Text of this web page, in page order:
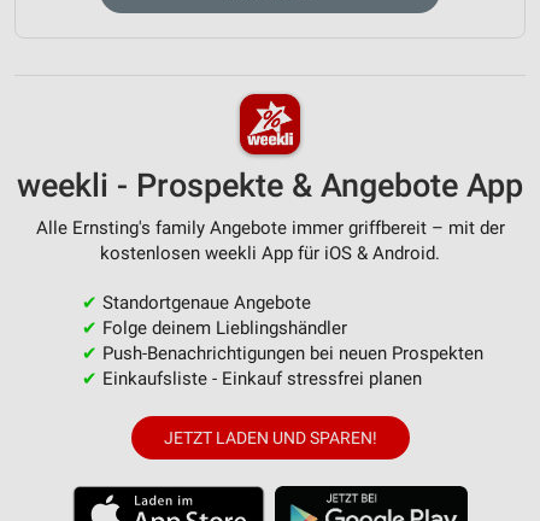
weekli - Prospekte & Angebote App
Alle Ernsting's family Angebote immer griffbereit – mit der
kostenlosen weekli App für iOS & Android.
✔ Standortgenaue Angebote
✔ Folge deinem Lieblingshändler
✔ Push-Benachrichtigungen bei neuen Prospekten
✔ Einkaufsliste - Einkauf stressfrei planen
JETZT LADEN UND SPAREN!